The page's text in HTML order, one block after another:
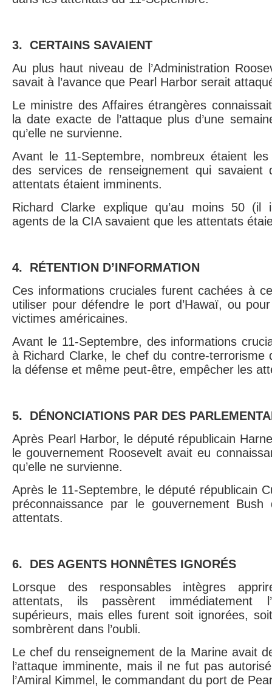
3. CERTAINS SAVAIENT
Au plus haut niveau de l’Administration
savait à l’avance que Pearl Harbor serait
Le ministre des Affaires étrangères
la date exacte de l’attaque plus d’une
qu’elle ne survienne.
Avant le 11-Septembre, nombreux étaient
des services de renseignement qui savaient
attentats étaient imminents.
Richard Clarke explique qu’au moins 50
agents de la CIA savaient que les attentats
4. RÉTENTION D’INFORMATION
Ces informations cruciales furent cachées à
utiliser pour défendre le port d’Hawaï, ou
victimes américaines.
Avant le 11-Septembre, des informations
à Richard Clarke, le chef du contre-terrorisme
la défense et même peut-être, empêcher les
5. DÉNONCIATIONS PAR DES
Après Pearl Harbor, le député républicain
le gouvernement Roosevelt avait eu
qu’elle ne survienne.
Après le 11-Septembre, le député républicain
préconnaissance par le gouvernement Bush
attentats.
6. DES AGENTS HONNÊTES IGNORÉS
Lorsque des responsables intègres
attentats, ils passèrent immédiatement
supérieurs, mais elles furent soit ignorées,
sombrèrent dans l’oubli.
Le chef du renseignement de la Marine avait
l’attaque imminente, mais il ne fut pas
l’Amiral Kimmel, le commandant du port de